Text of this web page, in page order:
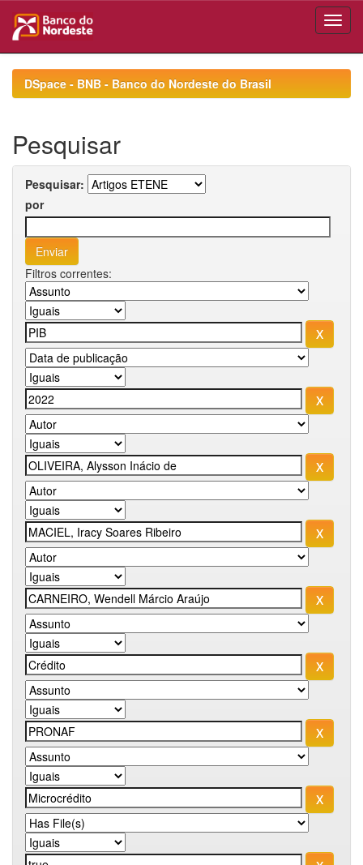
navigationDSpace - BNB - Banco do Nordeste do Brasil
Pesquisar
Pesquisar:
por
Filtros correntes: